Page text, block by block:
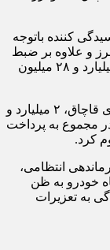
کننده باتوجه
و علاوه بر ضبط
کالای کشف شده، متخلف را به پرداخت چهار میلیارد و ۲۸ میلیون
وی گفت: شعبه همچنین بابت خودرو حامل کالای قاچاق، ۲ میلیارد و
در مجموع به پرداخت
انتظامی،
خودرو به ظن
به تعزیرات